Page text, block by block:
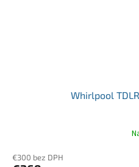
Whirlpool
€300 bez DPH